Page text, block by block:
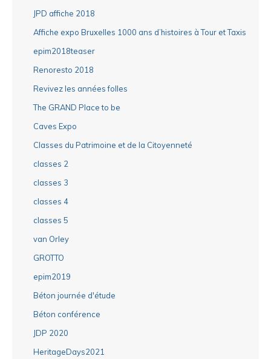
JPD affiche 2018
Affiche expo Bruxelles 1000 ans d’histoires à Tour et Taxis
epim2018teaser
Renoresto 2018
Revivez les années folles
The GRAND Place to be
Caves Expo
Classes du Patrimoine et de la Citoyenneté
classes 2
classes 3
classes 4
classes 5
van Orley
GROTTO
epim2019
Béton journée d'étude
Béton conférence
JDP 2020
HeritageDays2021